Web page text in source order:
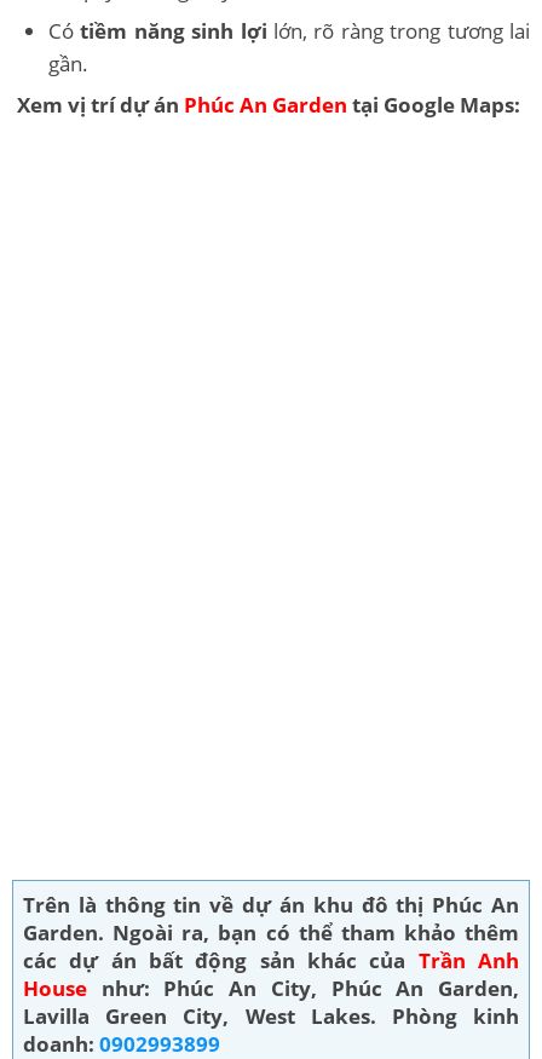
Cótiềm năng sinh lợi lớn, rõ ràng trong tương lai
gần.
Xem vị trí dự án Phúc An Garden tại Google Maps:
Trên là thông tin về dự án khu đô thị Phúc An
Garden. Ngoài ra, bạn có thể tham khảo thêm
các dự án bất động sản khác của Trần Anh
House như: Phúc An City, Phúc An Garden,
Lavilla Green City, West Lakes. Phòng kinh
doanh: 0902993899